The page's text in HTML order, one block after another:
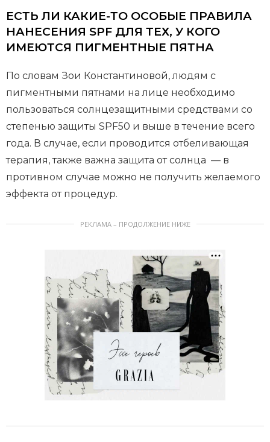
ЕСТЬ ЛИ КАКИЕ-ТО ОСОБЫЕ ПРАВИЛА
НАНЕСЕНИЯ SPF ДЛЯ ТЕХ, У КОГО
ИМЕЮТСЯ ПИГМЕНТНЫЕ ПЯТНА
По словам Зои Константиновой, людям с
пигментными пятнами на лице необходимо
пользоваться солнцезащитными средствами со
степенью защиты SPF50 и выше в течение всего
года. В случае, если проводится отбеливающая
терапия, также важна защита от солнца — в
противном случае можно не получить желаемого
эффекта от процедур. ⠀
РЕКЛАМА – ПРОДОЛЖЕНИЕ НИЖЕ